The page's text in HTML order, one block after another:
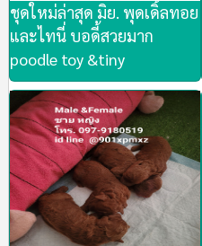
ชุดใหม่ล่าสุด มิย. พุดเดิ้ลทอย
และไทนี่ บอดี้สวยมาก
poodle toy &tiny